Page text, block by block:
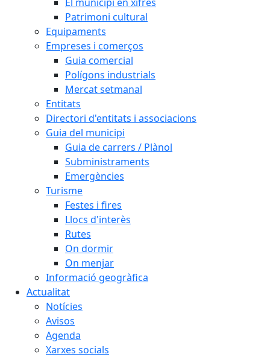
Patrimoni cultural
Equipaments
Empreses i comerços
Guia comercial
Polígons industrials
Mercat setmanal
Entitats
Directori d'entitats i associacions
Guia del municipi
Guia de carrers / Plànol
Subministraments
Emergències
Turisme
Festes i fires
Llocs d'interès
Rutes
On dormir
On menjar
Informació geogràfica
Actualitat
Notícies
Avisos
Agenda
Xarxes socials